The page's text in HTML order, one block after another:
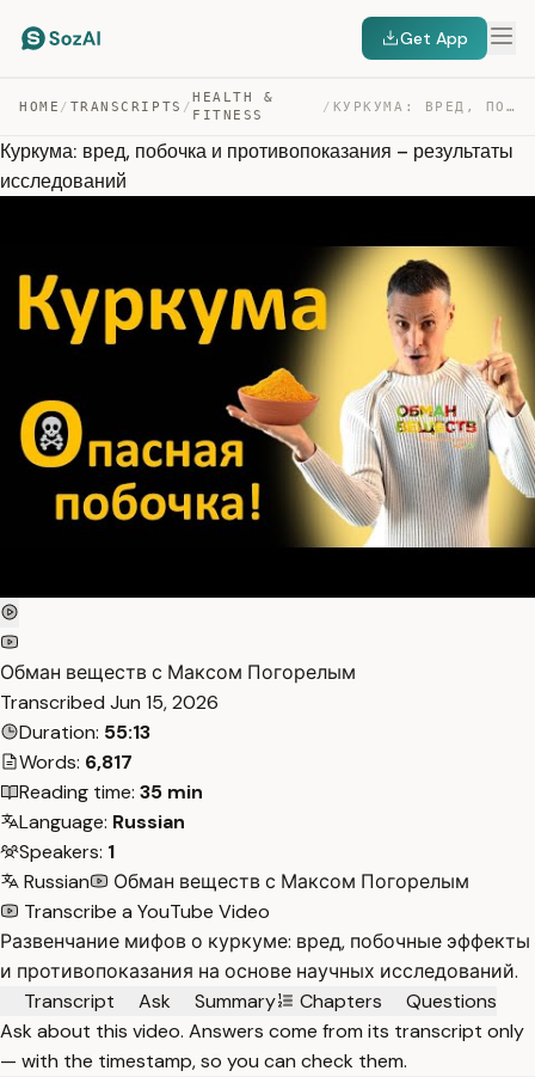
Get App
HOME / TRANSCRIPTS /
HEALTH &
FITNESS
/ КУРКУМА: ВРЕД, ПОБОЧКА И ПРОТИВОПОКАЗАНИЯ – РЕЗУЛЬТАТЫ … — TRANSCRIPT
Куркума: вред, побочка и противопоказания – результаты
исследований
Обман веществ с Максом Погорелым
Transcribed Jun 15, 2026
Duration: 55:13
Words: 6,817
Reading time: 35 min
Language: Russian
Speakers: 1
Russian
Обман веществ с Максом Погорелым
Transcribe a YouTube Video
Развенчание мифов о куркуме: вред, побочные эффекты
и противопоказания на основе научных исследований.
Transcript
Ask Summary Chapters
Questions
Ask about this video. Answers come from its transcript only
— with the timestamp, so you can check them.